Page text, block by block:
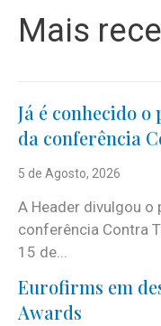
Mais
Já é conhecido
da conferência
5 de Agosto, 2026
A Header divulgou
conferência Contra
15 de...
Eurofirms em
Awards